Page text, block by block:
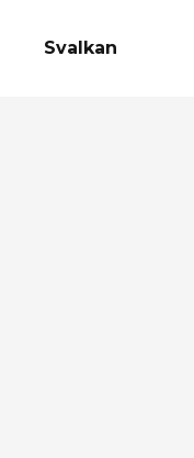
Svalkan